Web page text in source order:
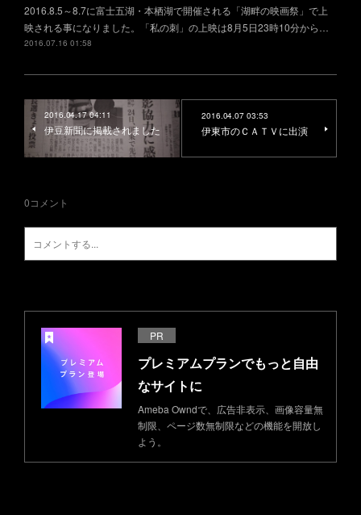
2016.8.5～8.7に富士五湖・本栖湖で開催される「湖畔の映画祭」で上
映される事になりました。「私の刺」の上映は8月5日23時10分から…
2016.07.16 01:58
2016.04.17 04:11
伊豆新聞に掲載されました
2016.04.07 03:53
伊東市のＣＡＴＶに出演
0コメント
PR
プレミアムプランでもっと自由
なサイトに
Ameba Owndで、広告非表示、画像容量無
制限、ページ数無制限などの機能を開放し
よう。